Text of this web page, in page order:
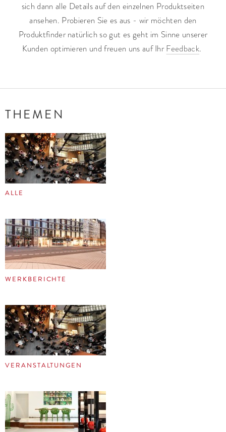
sich dann alle Details auf den einzelnen Produktseiten
ansehen. Probieren Sie es aus - wir möchten den
Produktfinder natürlich so gut es geht im Sinne unserer
Kunden optimieren und freuen uns auf IhrFeedback.
THEMEN
ALLE
WERKBERICHTE
VERANSTALTUNGEN